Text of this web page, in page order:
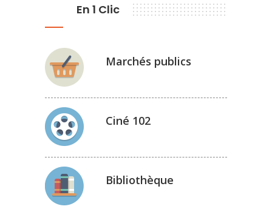
En 1 Clic
Marchés publics
Ciné 102
Bibliothèque